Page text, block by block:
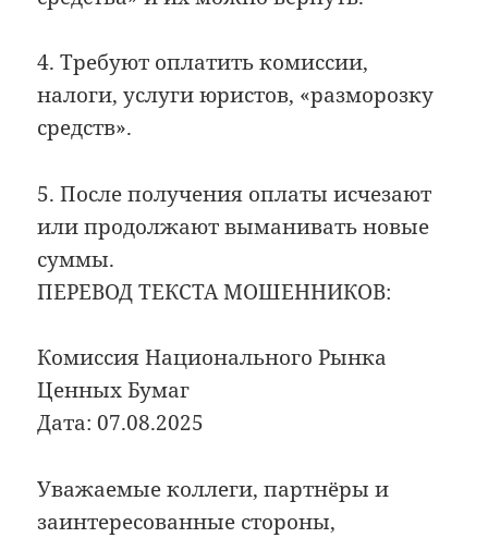
4. Требуют оплатить комиссии,
налоги, услуги юристов, «разморозку
средств».
5. После получения оплаты исчезают
или продолжают выманивать новые
суммы.
ПЕРЕВОД ТЕКСТА МОШЕННИКОВ:
Комиссия Национального Рынка
Ценных Бумаг
Дата: 07.08.2025
Уважаемые коллеги, партнёры и
заинтересованные стороны,